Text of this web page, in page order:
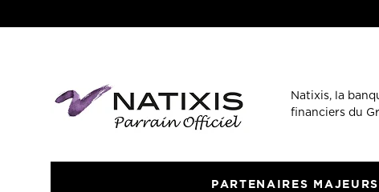
Natixis, la
financiers du
PARTENAIRES MAJEURS